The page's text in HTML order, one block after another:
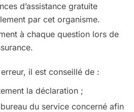
d’assistance gratuite
par cet organisme.
à chaque question lors de
il est conseillé de :
la déclaration ;
du service concerné afin